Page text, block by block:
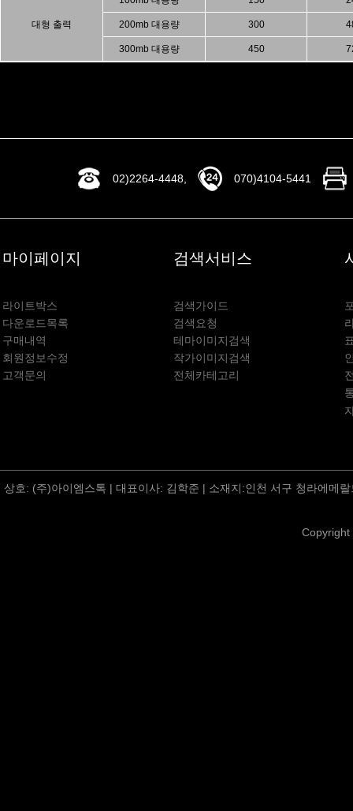
대형 출력 200mb 대용량 300
300mb 대용량 450
02)2264-4448, 070)4104-5441
마이페이지 검색서비스
라이트박스 검색가이드
다운로드목록
검색요청
구매내역
테마이미지검색
회원정보수정
작가이미지검색
고객문의
전체카테고리
상호: (주)아이엠스톡 | 대표이사: 김학준 | 소재지:인천 서구 청라에메
Copyright